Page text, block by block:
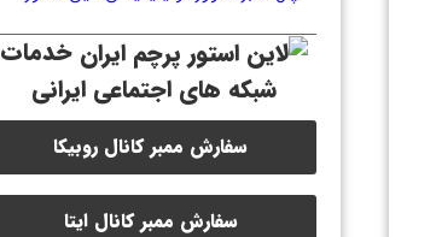
خدمات
شبکه های اجتماعی ایرانی
سفارش ممبر کانال روبیکا
سفارش ممبر کانال ایتا